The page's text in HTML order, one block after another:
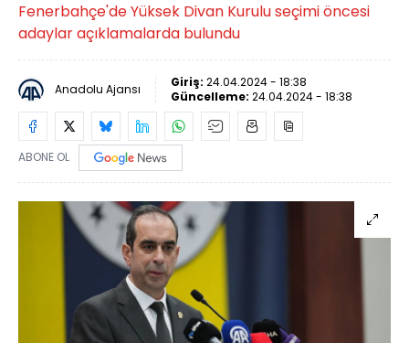
Fenerbahçe'de Yüksek Divan Kurulu seçimi öncesi
adaylar açıklamalarda bulundu
Anadolu Ajansı Giriş: 24.04.2024 - 18:38
Güncelleme: 24.04.2024 - 18:38
ABONE OL